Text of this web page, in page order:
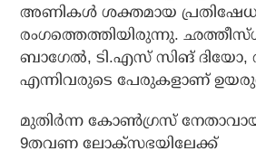
അണികള്‍ ശക്തമായ
രംഗത്തെത്തിയിരുന്നു.
ബാഗേല്‍, ടി.എസ് സിങ് ദിയോ,
എന്നിവരുടെ പേരുകളാണ്
മുതിര്‍ന്ന കോണ്‍ഗ്രസ്
9തവണ ലോക്‌സഭയിലേക്ക്